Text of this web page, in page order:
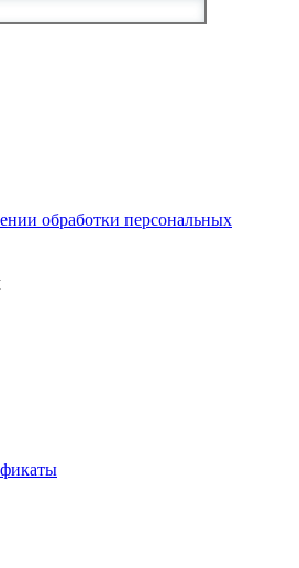
обработки персональных